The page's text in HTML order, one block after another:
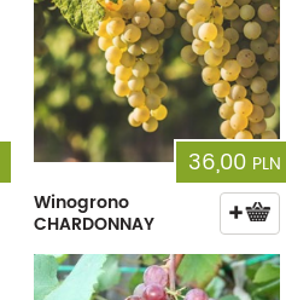
36,00 PLN
Winogrono
CHARDONNAY